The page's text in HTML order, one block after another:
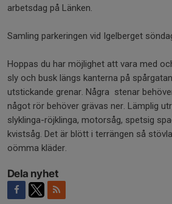
arbetsdag på Länken.
Samling parkeringen vid Igelberget
Hoppas du har möjlighet att vara med
sly och busk längs kanterna på
utstickande grenar. Några stenar
något rör behöver grävas ner. Lämplig
slyklinga-röjklinga, motorsåg, spetsig
kvistsåg. Det är blött i terrängen så
oömma kläder.
Dela nyhet